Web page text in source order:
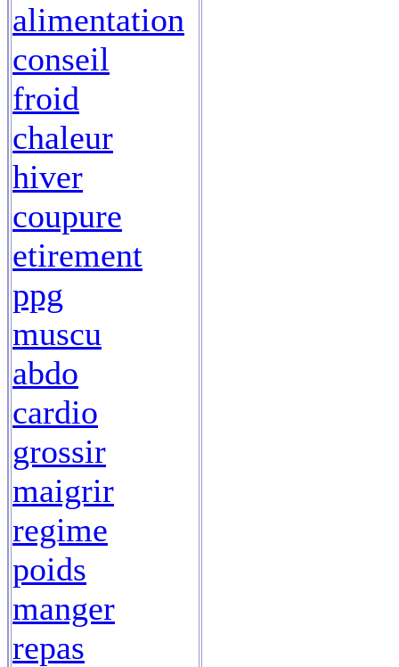
alimentation
conseil
froid
chaleur
hiver
coupure
etirement
ppg
muscu
abdo
cardio
grossir
maigrir
regime
poids
manger
repas